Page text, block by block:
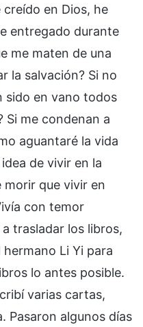
creído en Dios, he
entregado durante
me maten de una
la salvación? Si no
sido en vano todos
Si me condenan a
aguantaré la vida
de vivir en la
morir que vivir en
con temor
trasladar los libros,
Li Yi para
lo antes posible.
varias cartas,
Pasaron algunos días